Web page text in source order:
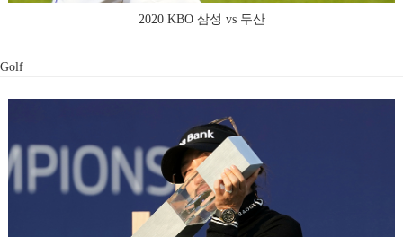
2020 KBO 삼성 vs 두산
Golf